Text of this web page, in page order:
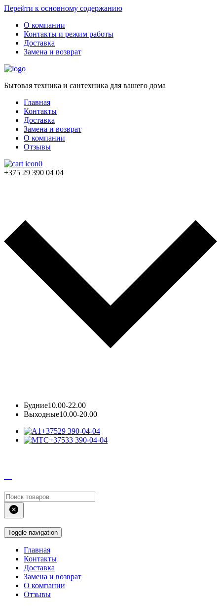
Перейти к основному содержанию
О компании
Контакты и режим работы
Доставка
Замена и возврат
Бытовая техника и сантехника для вашего дома
Главная
Контакты
Доставка
Замена и возврат
О компании
Отзывы
0
+375 29 390 04 04
Будние10.00-22.00
Выходные10.00-20.00
+37529 390-04-04
+37533 390-04-04
Toggle navigation
Главная
Контакты
Доставка
Замена и возврат
О компании
Отзывы